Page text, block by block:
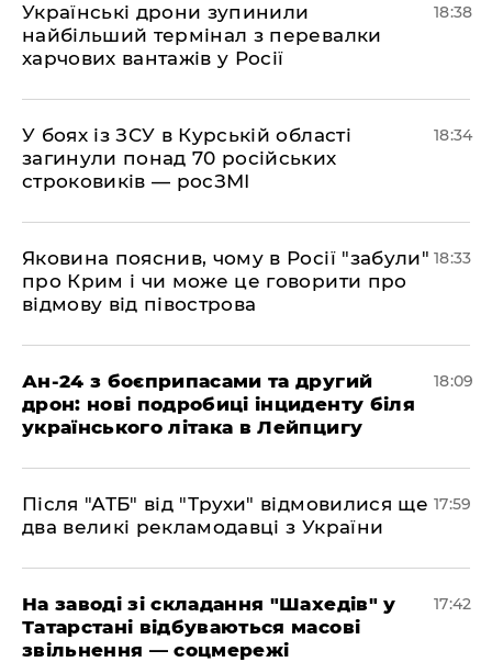
​Українські дрони зупинили
найбільший термінал з перевалки
харчових вантажів у Росії
18:38
​У боях із ЗСУ в Курській області
загинули понад 70 російських
строковиків — росЗМІ
18:34
​Яковина пояснив, чому в Росії "забули"
про Крим і чи може це говорити про
відмову від півострова
18:33
​Ан-24 з боєприпасами та другий
дрон: нові подробиці інциденту біля
українського літака в Лейпцигу
18:09
​Після "АТБ" від "Трухи" відмовилися ще
два великі рекламодавці з України
17:59
​На заводі зі складання "Шахедів" у
Татарстані відбуваються масові
звільнення — соцмережі
17:42